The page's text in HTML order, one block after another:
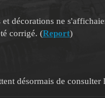
décorations ne
corrigé. (Report)
désormais de consulter